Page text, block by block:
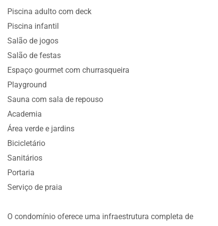
Piscina adulto com deck
Piscina infantil
Salão de jogos
Salão de festas
Espaço gourmet com churrasqueira
Playground
Sauna com sala de repouso
Academia
Área verde e jardins
Bicicletário
Sanitários
Portaria
Serviço de praia
O condomínio oferece uma infraestrutura completa de